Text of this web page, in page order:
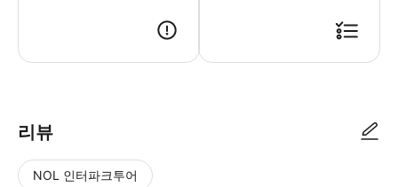
리뷰
NOL 인터파크투어